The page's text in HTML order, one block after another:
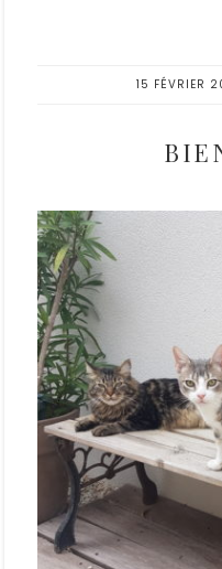
15 FÉVRIER